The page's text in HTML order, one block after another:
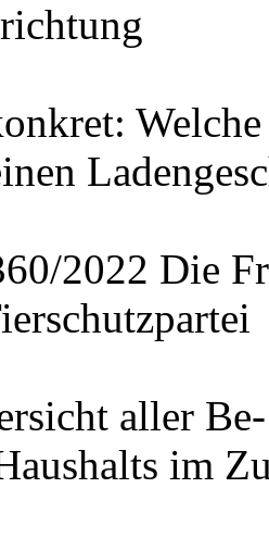
2022 Die
aller
im